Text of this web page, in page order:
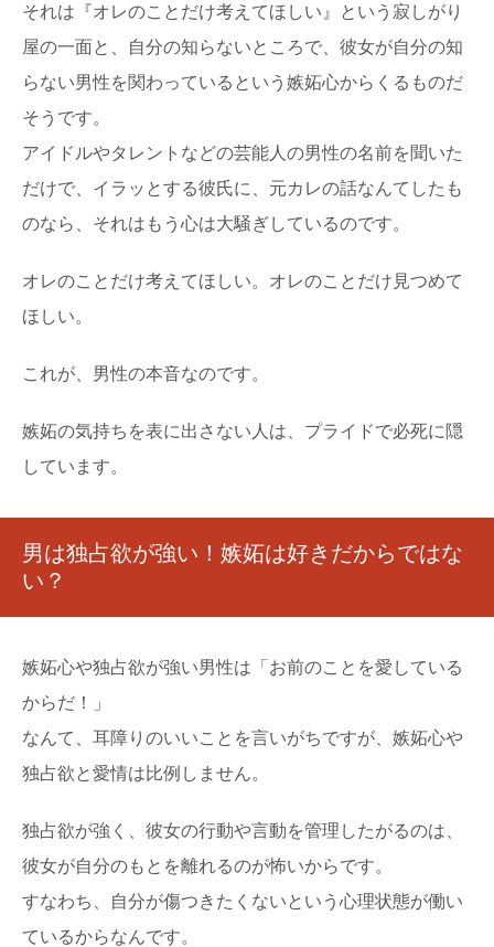
それは『オレのことだけ考えてほしい』という寂しがり
屋の一面と、自分の知らないところで、彼女が自分の知
らない男性を関わっているという嫉妬心からくるものだ
そうです。
アイドルやタレントなどの芸能人の男性の名前を聞いた
だけで、イラッとする彼氏に、元カレの話なんてしたも
のなら、それはもう心は大騒ぎしているのです。
オレのことだけ考えてほしい。オレのことだけ見つめて
ほしい。
これが、男性の本音なのです。
嫉妬の気持ちを表に出さない人は、プライドで必死に隠
しています。
男は独占欲が強い！嫉妬は好きだからではな
い？
嫉妬心や独占欲が強い男性は「お前のことを愛している
からだ！」
なんて、耳障りのいいことを言いがちですが、嫉妬心や
独占欲と愛情は比例しません。
独占欲が強く、彼女の行動や言動を管理したがるのは、
彼女が自分のもとを離れるのが怖いからです。
すなわち、自分が傷つきたくないという心理状態が働い
ているからなんです。